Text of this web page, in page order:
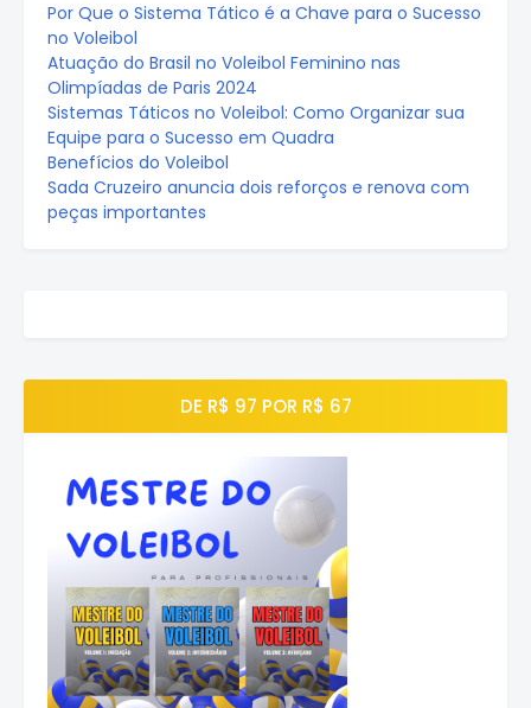
Por Que o Sistema Tático é a Chave para o Sucesso
no Voleibol
Atuação do Brasil no Voleibol Feminino nas
Olimpíadas de Paris 2024
Sistemas Táticos no Voleibol: Como Organizar sua
Equipe para o Sucesso em Quadra
Benefícios do Voleibol
Sada Cruzeiro anuncia dois reforços e renova com
peças importantes
DE R$ 97 POR R$ 67